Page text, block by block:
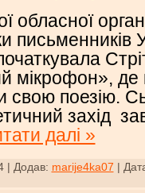
обласної
письменників
мікрофон»,
свою поезію.
захід
далі »
| Додав: marije4ka07